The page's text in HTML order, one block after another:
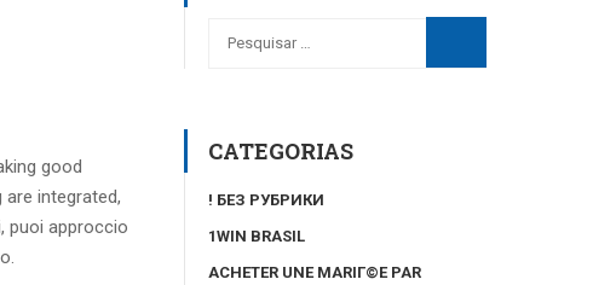
good
integrated,
puoi approccio
CATEGORIAS
! БЕЗ РУБРИКИ
1WIN BRASIL
ACHETER UNE MARIГ©E PAR